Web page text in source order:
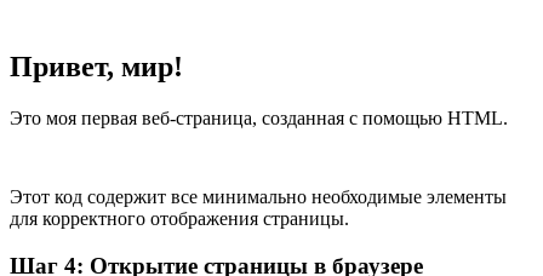
Привет, мир!
Это моя первая веб-страница, созданная с помощью HTML.
Этот код содержит все минимально необходимые элементы
для корректного отображения страницы.
Шаг 4: Открытие страницы в браузере